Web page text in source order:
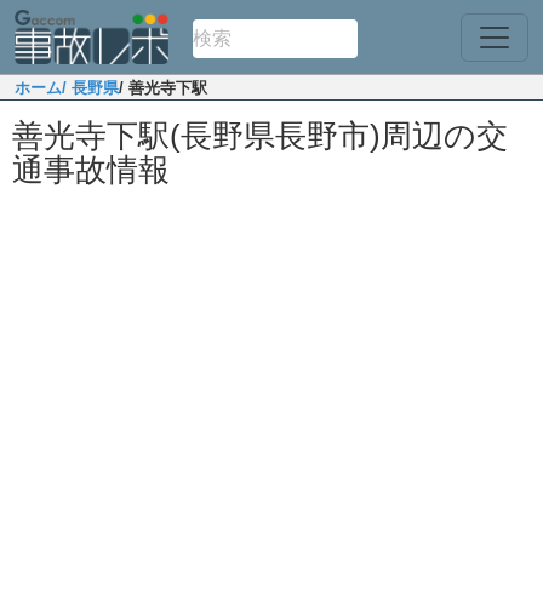
ホーム/ 長野県/ 善光寺下駅
善光寺下駅(長野県長野市)周辺の交
通事故情報